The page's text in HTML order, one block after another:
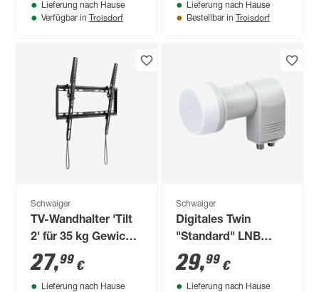
Lieferung nach Hause
Verfügbar in Troisdorf
Lieferung nach Hause
Bestellbar in Troisdorf
Schwaiger
TV-Wandhalter 'Tilt
2' für 35 kg Gewicht
neigbar
27,99 €
Lieferung nach Hause
Schwaiger
Digitales Twin
"Standard" LNB
HDTV
29,99 €
Lieferung nach Hause